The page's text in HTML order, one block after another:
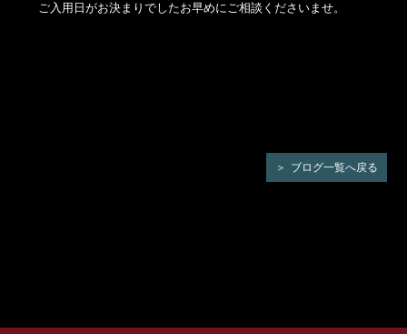
ご入用日がお決まりでしたお早めにご相談くださいませ。
ブログ一覧へ戻る